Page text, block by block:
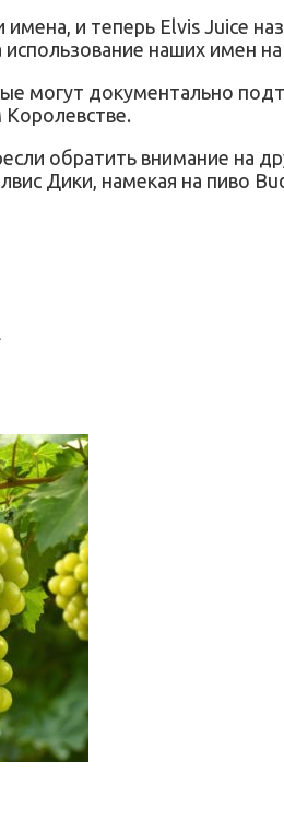
и теперь Elvis Juice
наших имен
могут документально
обратить внимание на
Дики, намекая на пиво